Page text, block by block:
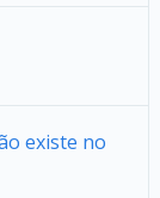
existe no